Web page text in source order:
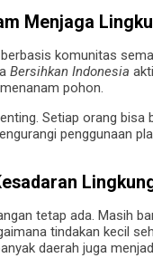
Menjaga
komunitas
Bersihkan Indonesia
pohon.
Setiap orang
penggunaan
tetap ada. Masih
tindakan kecil
daerah juga